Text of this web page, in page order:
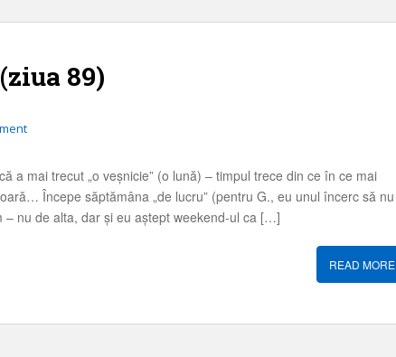
89)
a mai trecut „o veșnicie” (o lună) – timpul trece din ce în ce mai
Începe săptămâna „de lucru” (pentru G., eu unul încerc să nu
– nu de alta, dar și eu aștept weekend-ul ca […]
READ MORE